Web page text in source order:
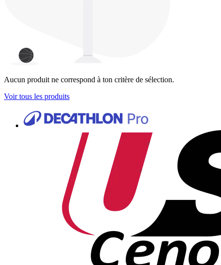
Aucun produit ne correspond à ton critère de sélection.
Voir tous les produits